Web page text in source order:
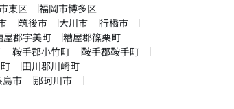
東区
福岡市博多区
筑後市 大川市
行橋市
屋郡宇美町
糟屋郡篠栗町
鞍手郡小竹町
鞍手郡鞍手町
田川郡川崎町
島市 那珂川市